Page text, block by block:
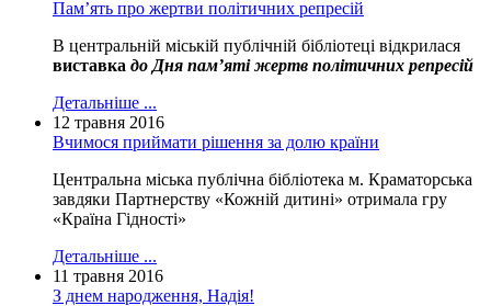
Пам’ять про жертви політичних репресій
В центральній міській публічній бібліотеці відкрилася
виставка до Дня пам’яті жертв політичних репресій
Детальніше ...
12 травня 2016
Вчимося приймати рішення за долю країни
Центральна міська публічна бібліотека м. Краматорська
завдяки Партнерству «Кожній дитині» отримала гру
«Країна Гідності»
Детальніше ...
11 травня 2016
З днем народження, Надія!